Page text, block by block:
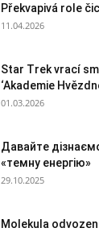
Překvapivá role
11.04.2026
Star Trek vrací
‘Akademie
01.03.2026
Давайте
«темну енергію»
29.10.2025
Molekula